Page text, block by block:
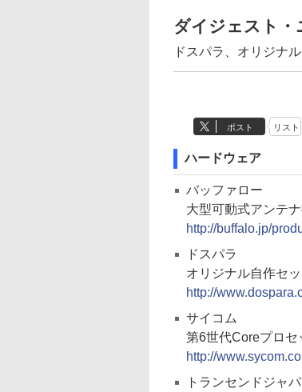
ダイジェスト・
ドスパラ、オリジナ
ポスト リスト
ハードウェア
バッファロー
大型可動式アンテ
http://buffalo.jp/
ドスパラ
オリジナル自作セ
http://
サイコム
第6世代Coreプロセ
http://
トランセンドジャ